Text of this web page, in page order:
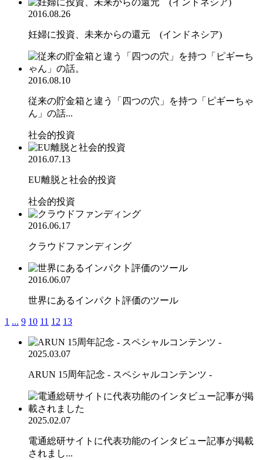
2016.08.26
妊婦に投資、未来からの還元 (インドネシア)
2016.08.10
従来の貯金箱と違う「四つの穴」を持つ「ピギーちゃ
ん」の話...
社会的投資
2016.07.13
EU離脱と社会的投資
社会的投資
2016.06.17
クラウドファンディング
2016.06.07
世界にあるインパクト評価のツール
1 ... 9 10 11 12 13
2025.03.07
ARUN 15周年記念 - スペシャルコンテンツ -
2025.02.07
電通総研サイトに代表功能のインタビュー記事が掲載
されまし...